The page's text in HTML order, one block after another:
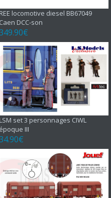
REE locomotive diesel BB67049
Caen DCC-son
€
LSM set 3 personnages CIWL
époque III
€